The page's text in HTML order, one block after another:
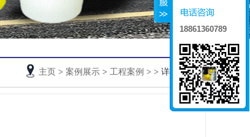
主页 > 案例展示 > 工程案例 > > 详细信息
18861360789